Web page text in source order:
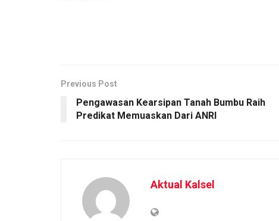
Previous Post
Pengawasan Kearsipan Tanah Bumbu Raih
Predikat Memuaskan Dari ANRI
Aktual Kalsel